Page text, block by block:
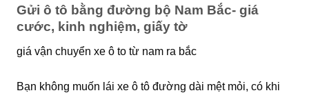
Gửi ô tô bằng đường bộ Nam Bắc- giá
cước, kinh nghiệm, giấy tờ
giá vận chuyển xe ô to từ nam ra bắc
Bạn không muốn lái xe ô tô đường dài mệt mỏi, có khi